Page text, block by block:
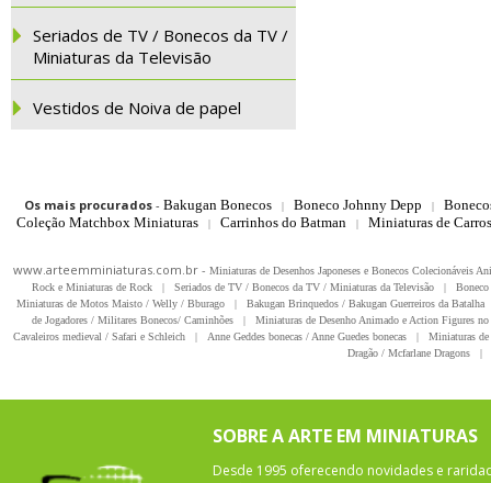
Seriados de TV / Bonecos da TV /
Miniaturas da Televisão
Vestidos de Noiva de papel
Os mais procurados- Bakugan Bonecos | Boneco Johnny Depp |
Coleção Matchbox Miniaturas
| Carrinhos do Batman | Miniaturas de
www.arteemminiaturas.com.br - Miniaturas de Desenhos Japoneses e Bonecos Colecionáveis
Rock e Miniaturas de Rock
| Seriados de TV / Bonecos da TV / Miniaturas da Televisão |
Miniaturas de Motos Maisto / Welly / Bburago
| Bakugan Brinquedos / Bakugan Guerreiros da Batalha
de Jogadores / Militares Bonecos/ Caminhões
|
Miniaturas de Desenho Animado e Action Figures
Cavaleiros medieval / Safari e Schleich
| Anne Geddes bonecas / Anne Guedes bonecas |
Miniaturas
Dragão / Mcfarlane Dragons
|
SOBRE A ARTE EM MINIATURAS
Desde 1995 oferecendo novidades e